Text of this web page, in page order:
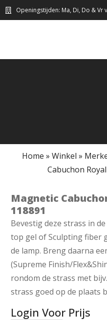
Openingstijden: Ma, Di, Do & Vr
Home » Winkel »
Cabuchon
Magnetic
118891
Bevestig deze strass in
top gel of Sculpting fiber
de lamp. Breng daarna
(Supreme Finish/
rondom de strass met
strass goed op de plaats
Login Voor Prijs